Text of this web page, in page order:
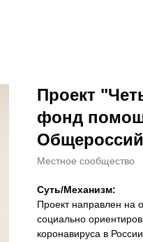
Проект
фонд
Местное сообщество
Суть/Механизм:
Проект направлен на
социально
коронавируса в